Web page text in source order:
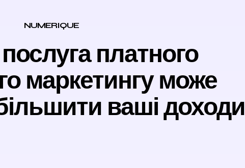
NUMERIQUE
платного
маркетингу може
ваші доходи